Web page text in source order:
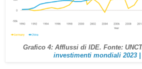
Grafico 4: Afflussi di IDE. Fonte:
investimenti mondiali 2023 |